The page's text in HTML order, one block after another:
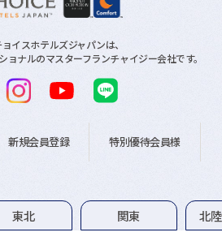
イスホテルズジャパンは、
ナルのマスターフランチャイジー会社です。
新規会員登録 特別優待会員様
東北 関東 北